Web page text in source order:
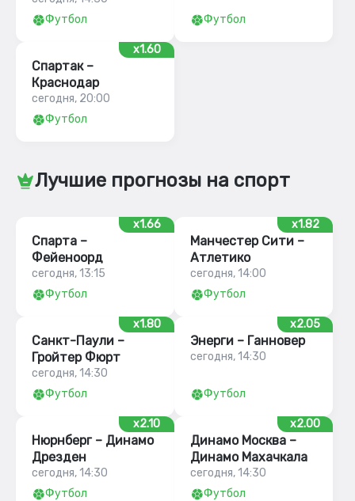
Футбол
Футбол
x1.60
Спартак –
Краснодар
сегодня, 20:00
Футбол
Лучшие прогнозы на спорт
x1.66
Спарта –
Фейеноорд
сегодня, 13:15
Футбол
x1.82
Манчестер Сити –
Атлетико
сегодня, 14:00
Футбол
x1.80
Санкт-Паули –
Гройтер Фюрт
сегодня, 14:30
Футбол
x2.05
Энерги – Ганновер
сегодня, 14:30
Футбол
x2.10
Нюрнберг – Динамо
Дрезден
сегодня, 14:30
Футбол
x2.00
Динамо Москва –
Динамо Махачкала
сегодня, 14:30
Футбол